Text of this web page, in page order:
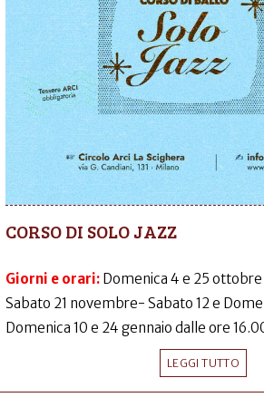
CORSO DI SOLO JAZZ
Giorni e orari: Domenica 4 e 25
Sabato 21 novembre- Sabato 12 e
Domenica 10 e 24 gennaio dalle ore
LEGGI TUTTO